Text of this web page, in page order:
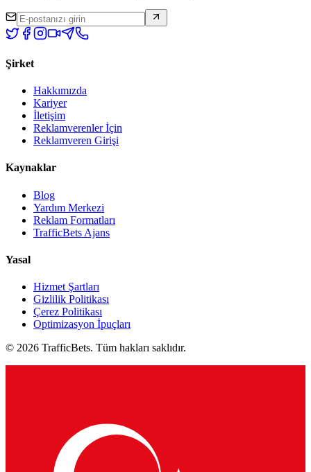
Şirket
Hakkımızda
Kariyer
İletişim
Reklamverenler İçin
Reklamveren Girişi
Kaynaklar
Blog
Yardım Merkezi
Reklam Formatları
TrafficBets Ajans
Yasal
Hizmet Şartları
Gizlilik Politikası
Çerez Politikası
Optimizasyon İpuçları
© 2026 TrafficBets. Tüm hakları saklıdır.